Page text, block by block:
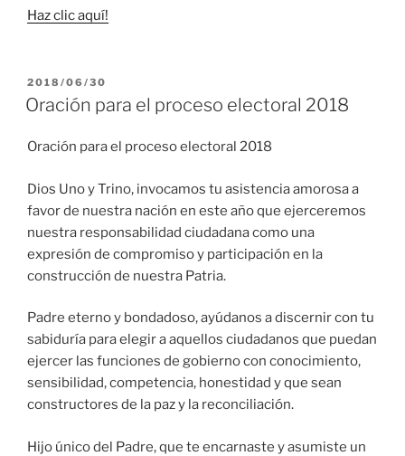
Haz clic aquí!
PUBLICADO
EL
2018/06/30
Oración para el proceso electoral 2018
Oración para el proceso electoral 2018
Dios Uno y Trino, invocamos tu asistencia amorosa a
favor de nuestra nación en este año que ejerceremos
nuestra responsabilidad ciudadana como una
expresión de compromiso y participación en la
construcción de nuestra Patria.
Padre eterno y bondadoso, ayúdanos a discernir con tu
sabiduría para elegir a aquellos ciudadanos que puedan
ejercer las funciones de gobierno con conocimiento,
sensibilidad, competencia, honestidad y que sean
constructores de la paz y la reconciliación.
Hijo único del Padre, que te encarnaste y asumiste un